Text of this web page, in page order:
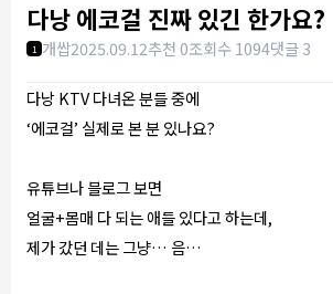
다낭 에코걸 진짜 있긴 한가요?
1 개쌉2025.09.12추천 0조회수 1094댓글 3
다낭 KTV 다녀온 분들 중에
‘에코걸’ 실제로 본 분 있나요?
유튜브나 블로그 보면
얼굴+몸매 다 되는 애들 있다고 하는데,
제가 갔던 데는 그냥… 음…